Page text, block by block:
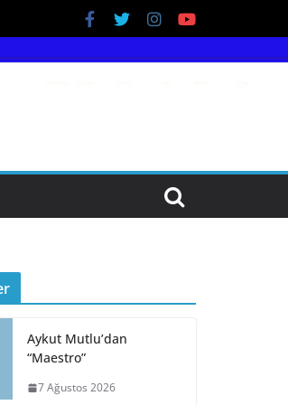
Aykut Mutlu’dan
“Maestro”
7 Ağustos 2026